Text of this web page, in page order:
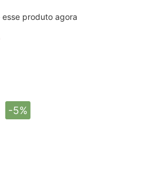
produto agora
-5%